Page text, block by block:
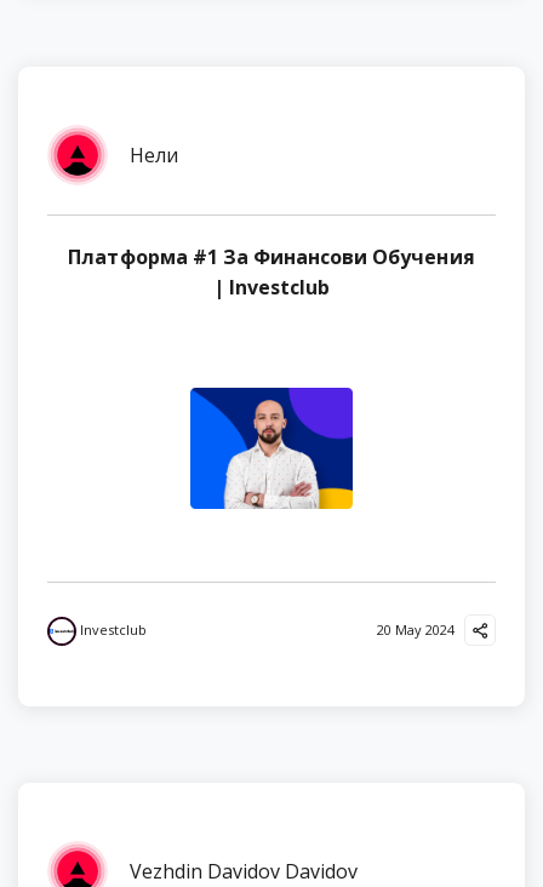
Нели
Платформа #1 За Финансови Обучения
| Investclub
Investclub 20 May 2024
Vezhdin Davidov Davidov